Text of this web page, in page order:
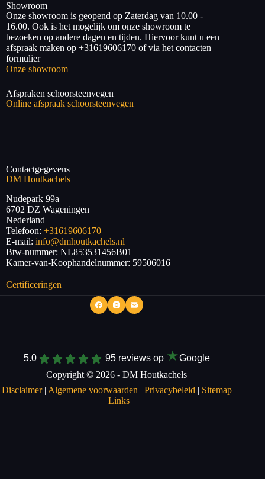
Showroom
Onze showroom is geopend op Zaterdag van 10.00 -
16.00. Ook is het mogelijk om onze showroom te
bezoeken op andere dagen en tijden. Hiervoor kunt u een
afspraak maken op +31619606170 of via het contacten
formulier
Onze showroom
Afspraken schoorsteenvegen
Online afspraak schoorsteenvegen
Contactgegevens
DM Houtkachels
Nudepark 99a
6702 DZ Wageningen
Nederland
Telefoon: +31619606170
E-mail: info@dmhoutkachels.nl
Btw-nummer: NL853531456B01
Kamer-van-Koophandelnummer: 59506016
Certificeringen
5.0 95 reviewsop ★Google
Copyright © 2026 - DM Houtkachels
Disclaimer| Algemene voorwaarden | Privacybeleid | Sitemap
| Links